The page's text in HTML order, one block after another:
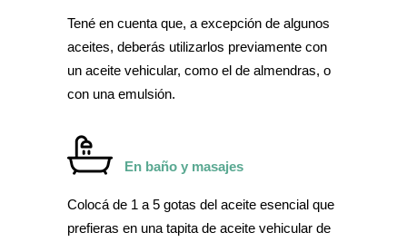
Tené en cuenta que, a excepción de algunos
aceites, deberás utilizarlos previamente con
un aceite vehicular, como el de almendras, o
con una emulsión.
En baño y masajes
Colocá de 1 a 5 gotas del aceite esencial que
prefieras en una tapita de aceite vehicular de